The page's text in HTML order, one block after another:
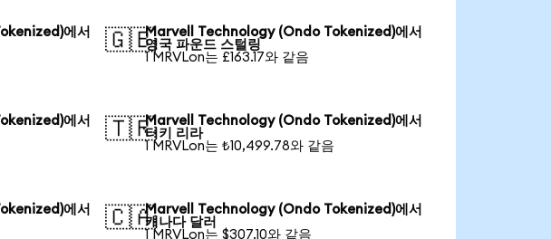
에서
🇬🇧Marvell Technology (Ondo Tokenized)에서
영국 파운드 스털링
1 MRVLon는 £163.17와 같음
에서
🇹🇷Marvell Technology (Ondo Tokenized)에서
터키 리라
1 MRVLon는 ₺10,499.78와 같음
에서
🇨🇦Marvell Technology (Ondo Tokenized)에서
캐나다 달러
1 MRVLon는 $307.10와 같음